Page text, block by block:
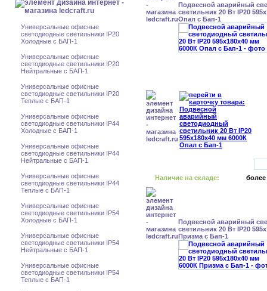
Универсальные офисные
светодиодные светильники IP20
Холодные с БАП-1
Универсальные офисные
светодиодные светильники IP20
Нейтральные с БАП-1
Универсальные офисные
светодиодные светильники IP20
Теплые с БАП-1
Универсальные офисные
светодиодные светильники IP44
Холодные с БАП-1
Универсальные офисные
светодиодные светильники IP44
Нейтральные с БАП-1
Универсальные офисные
светодиодные светильники IP44
Теплые с БАП-1
Универсальные офисные
светодиодные светильники IP54
Холодные с БАП-1
Универсальные офисные
светодиодные светильники IP54
Нейтральные с БАП-1
Универсальные офисные
светодиодные светильники IP54
Теплые с БАП-1
Подвесной аварийный
светильник 20 Вт IP20
Опал с Бап-1
Наличие на складе: более
Подвесной аварийный
светильник 20 Вт IP20
Призма с Бап-1